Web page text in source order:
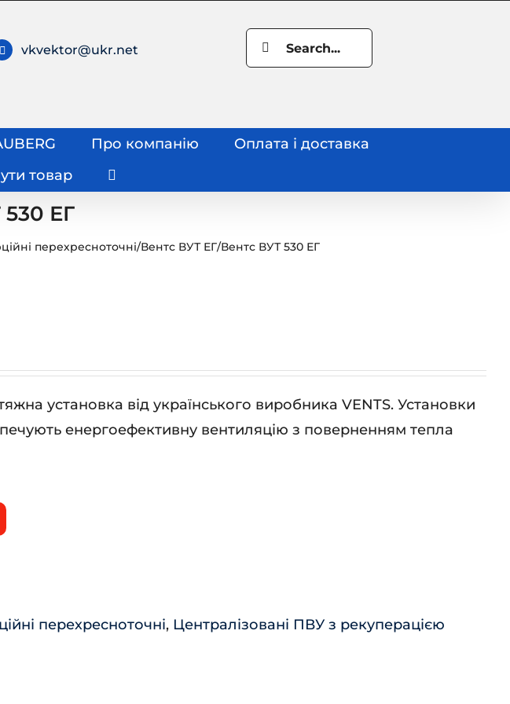
vkvektor@ukr.net
Search
for:
Про компанію
Оплата і доставка
товар
ЕГ
перехресноточні/Вентс ВУТ ЕГ/Вентс ВУТ 530 ЕГ
установка від українського виробника VENTS. Установки
енергоефективну вентиляцію з поверненням тепла
перехресноточні, Централізовані ПВУ з рекуперацією